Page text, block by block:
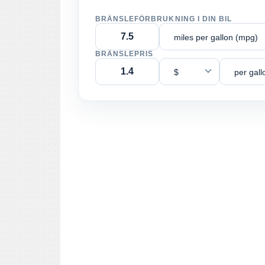
BRÄNSLEFÖRBRUKNING I DIN BIL
miles per gallon (mpg)
BRÄNSLEPRIS
$ per